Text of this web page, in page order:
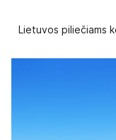
Lietuvos piliečiams